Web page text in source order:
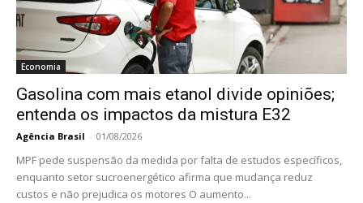
Economia
Gasolina com mais etanol divide opiniões;
entenda os impactos da mistura E32
Agência Brasil - 01/08/2026
MPF pede suspensão da medida por falta de estudos específicos,
enquanto setor sucroenergético afirma que mudança reduz
custos e não prejudica os motores O aumento...